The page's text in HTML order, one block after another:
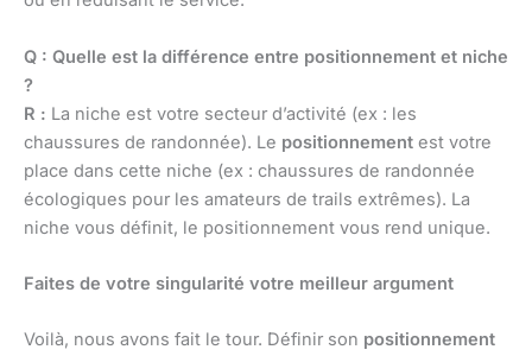
Q : Quelle est la différence entre positionnement et niche
?
R : La niche est votre secteur d’activité (ex : les
chaussures de randonnée). Le positionnement est votre
place dans cette niche (ex : chaussures de randonnée
écologiques pour les amateurs de trails extrêmes). La
niche vous définit, le positionnement vous rend unique.
Faites de votre singularité votre meilleur argument
Voilà, nous avons fait le tour. Définir son positionnement